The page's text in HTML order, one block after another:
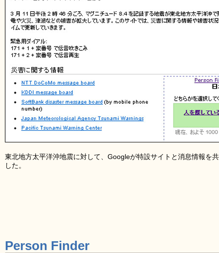
東北地方太平洋沖地震に対して、Googleが特設サイトと消息情報を
した。
Person Finder